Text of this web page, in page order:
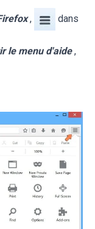
, dans
le menu d'aide ,